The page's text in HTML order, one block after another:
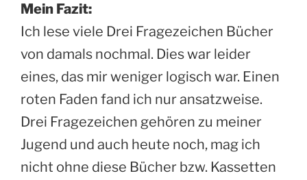
Mein Fazit:
Ich lese viele Drei Fragezeichen Bücher
von damals nochmal. Dies war leider
eines, das mir weniger logisch war. Einen
roten Faden fand ich nur ansatzweise.
Drei Fragezeichen gehören zu meiner
Jugend und auch heute noch, mag ich
nicht ohne diese Bücher bzw. Kassetten